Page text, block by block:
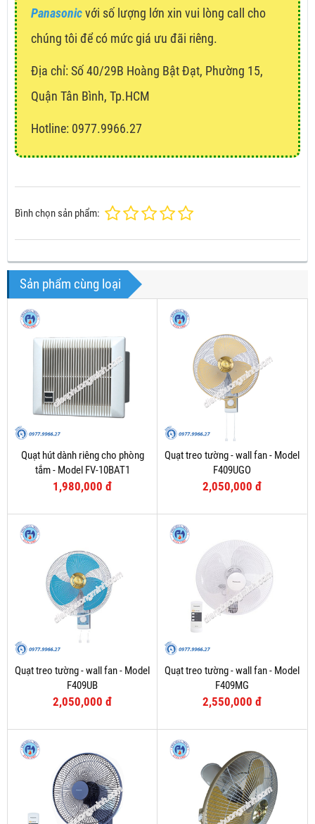
Panasonicvới số lượng lớn xin vui lòng call cho
chúng tôi để có mức giá ưu đãi riêng.
Địa chỉ: Số 40/29B Hoàng Bật Đạt, Phường 15,
Quận Tân Bình, Tp.HCM
Hotline: 0977.9966.27
Bình chọn sản phẩm:
Sản phẩm cùng loại
Quạt hút dành riêng cho phòng
tắm - Model FV-10BAT1
1,980,000 đ
Quạt treo tường - wall fan - Model
F409UGO
2,050,000 đ
Quạt treo tường - wall fan - Model
F409UB
2,050,000 đ
Quạt treo tường - wall fan - Model
F409MG
2,550,000 đ